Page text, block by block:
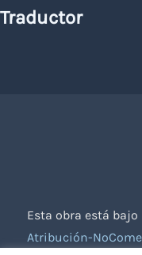
Traductor
Esta obra está bajo
Atribución-